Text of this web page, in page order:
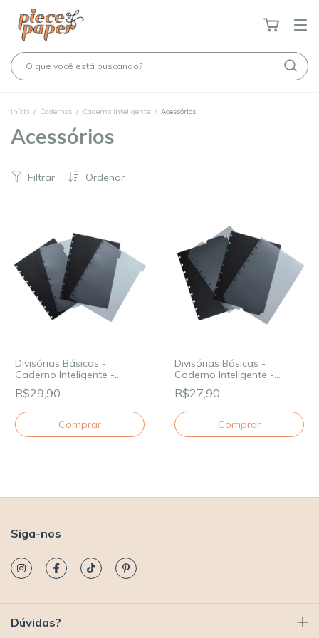
Início / Cadernos / Caderno Inteligente / Acessórios
Acessórios
Ordenar
Filtrar
Divisórias Básicas -
Caderno Inteligente -
Grande
R$29,90
Divisórias Básicas -
Caderno Inteligente -
Médio
R$27,90
Siga-nos
Dúvidas?